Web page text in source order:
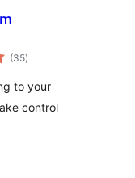
(35celkové
hodnocení
)
to your
control